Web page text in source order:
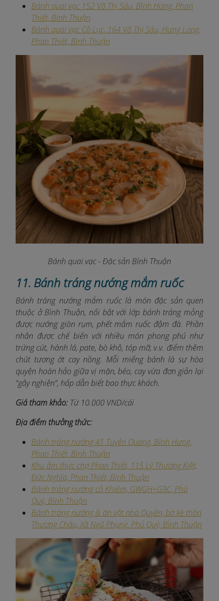
Bánh quai vạc 152 Võ Thị Sáu, Bình Hưng, Phan
Thiết, Bình Thuận
Bánh quai vạc Cô Lục, 164 Võ Thị Sáu, Hưng Long,
Phan Thiết, Bình Thuận
Bánh quai vạc - Đặc sản Bình Thuận
11. Bánh tráng nướng mắm ruốc
Bánh tráng nướng mắm ruốc là món đặc sản quen
thuộc ở Bình Thuận, nổi bật với lớp bánh tráng mỏng
được nướng giòn rụm, phết mắm ruốc đậm đà. Phần
nhân được chế biến với nhiều món phong phú như
trứng cút, hành lá, pate, bò khô, tóp mỡ, v.v. điểm thêm
chút tương ớt cay nồng. Mỗi miếng bánh là sự hòa
quyện hoàn hảo giữa vị mặn, béo, cay vừa đơn giản lại
“gây nghiện”, hấp dẫn biết bao thực khách.
Giá tham khảo: Từ 10.000 VND/cái
Địa điểm thưởng thức:
Bánh tráng nướng 41 Tuyên Quang, Bình Hưng,
Phan Thiết, Bình Thuận​
Khu ẩm thực chợ Phan Thiết, 115 Lý Thường Kiệt,
Đức Nghĩa, Phan Thiết, Bình Thuận
Bánh tráng nướng cô Khiêm, GWGH+G9C, Phú
Quý, Bình Thuận
Bánh tráng nướng & ăn vặt nhà Quyên, bờ kè thôn
Thương Châu, Xã Ngũ Phụng, Phú Quý, Bình Thuận